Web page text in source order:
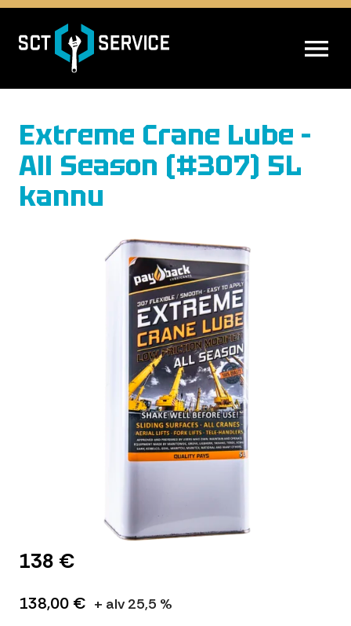
Extreme Crane Lube –
All Season (#307) 5L
kannu
138 €
138,00 € + alv 25,5 %